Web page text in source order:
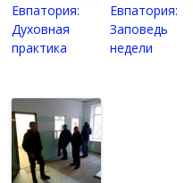
Евпатория:
Духовная
практика
Евпатория:
Заповедь
недели